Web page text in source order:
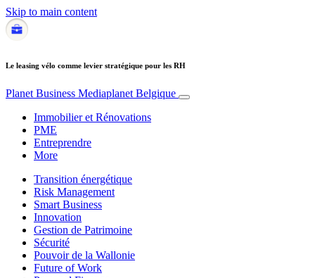
Skip to main content
Le leasing vélo comme levier stratégique pour les RH
Planet Business Mediaplanet Belgique
Immobilier et Rénovations
PME
Entreprendre
More
Transition énergétique
Risk Management
Smart Business
Innovation
Gestion de Patrimoine
Sécurité
Pouvoir de la Wallonie
Future of Work